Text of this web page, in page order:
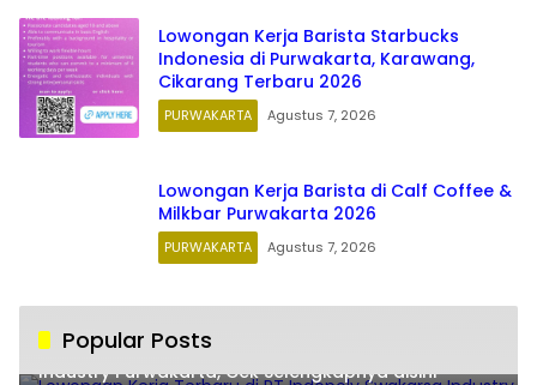
Lowongan Kerja Barista Starbucks
Indonesia di Purwakarta, Karawang,
Cikarang Terbaru 2026
PURWAKARTA Agustus 7, 2026
Lowongan Kerja Barista di Calf Coffee &
Milkbar Purwakarta 2026
PURWAKARTA Agustus 7, 2026
Popular Posts
Lowongan Kerja Terbaru di PT Indopoly Swakarsa
Industry Purwakarta, Cek Selengkapnya disini